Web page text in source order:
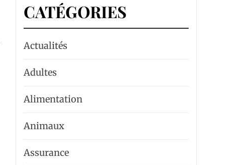
CATÉGORIES
Actualités
Adultes
Alimentation
Animaux
Assurance